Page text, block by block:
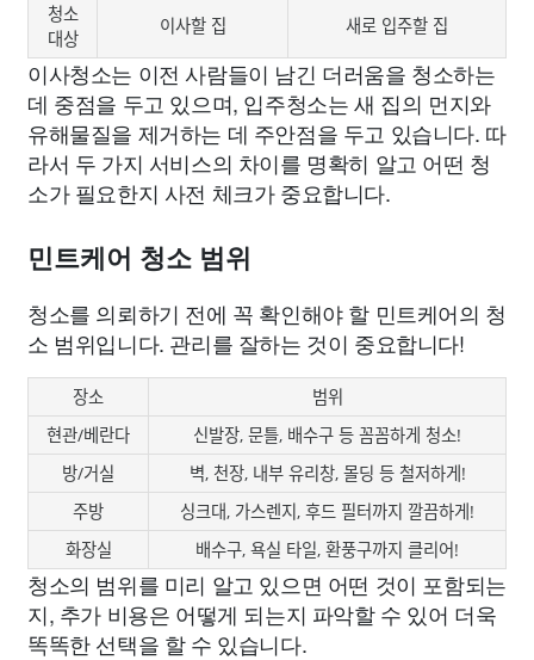
청소
대상
이사할 집 새로 입주할 집
이사청소는 이전 사람들이 남긴 더러움을 청소하는
데 중점을 두고 있으며, 입주청소는 새 집의 먼지와
유해물질을 제거하는 데 주안점을 두고 있습니다. 따
라서 두 가지 서비스의 차이를 명확히 알고 어떤 청
소가 필요한지 사전 체크가 중요합니다.
민트케어 청소 범위
청소를 의뢰하기 전에 꼭 확인해야 할 민트케어의 청
소 범위입니다. 관리를 잘하는 것이 중요합니다!
장소
범위
현관/베란다
신발장, 문틀, 배수구 등 꼼꼼하게 청소!
방/거실
벽, 천장, 내부 유리창, 몰딩 등 철저하게!
주방
싱크대, 가스렌지, 후드 필터까지 깔끔하게!
화장실
배수구, 욕실 타일, 환풍구까지 클리어!
청소의 범위를 미리 알고 있으면 어떤 것이 포함되는
지, 추가 비용은 어떻게 되는지 파악할 수 있어 더욱
똑똑한 선택을 할 수 있습니다.